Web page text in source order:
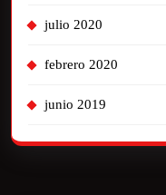
julio 2020
febrero 2020
junio 2019